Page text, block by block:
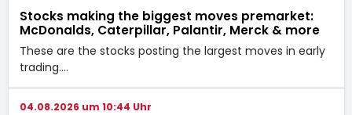
Stocks making the biggest moves premarket:
McDonalds, Caterpillar, Palantir, Merck & more
These are the stocks posting the largest moves in early
trading.…
04.08.2026 um 10:44 Uhr